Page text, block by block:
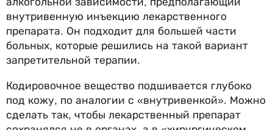
внутривенную инъекцию лекарственного
препарата. Он подходит для большей части
больных, которые решились на такой вариант
запретительной терапии.
Кодировочное вещество подшивается глубоко
под кожу, по аналогии с «внутривенкой». Можно
сделать так, чтобы лекарственный препарат